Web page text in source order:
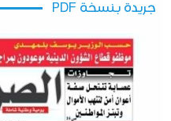
جريدة بنسخة PDF